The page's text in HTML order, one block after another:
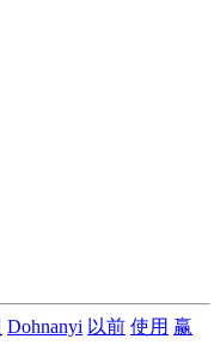
Dohnanyi 以前 使用 赢